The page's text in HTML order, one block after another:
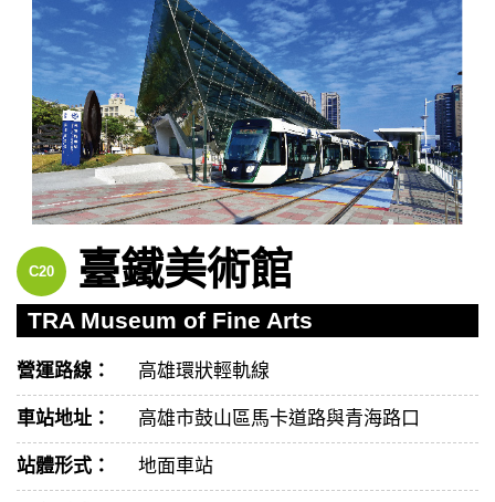
C20 臺鐵美術館
TRA Museum of Fine Arts
營運路線： 高雄環狀輕軌線
車站地址： 高雄市鼓山區馬卡道路與青海路口
站體形式： 地面車站